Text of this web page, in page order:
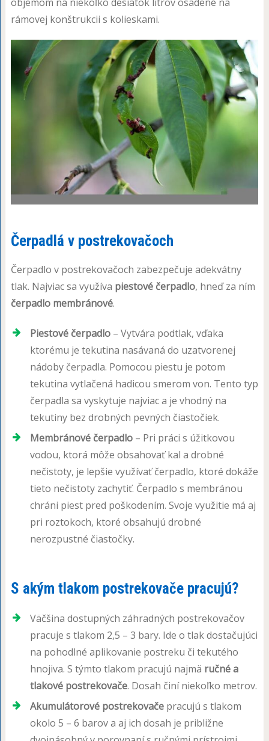
rámovej konštrukcii s kolieskami.
Čerpadlá v postrekovačoch
Čerpadlo v postrekovačoch zabezpečuje adekvátny
tlak. Najviac sa využíva piestové čerpadlo, hneď za ním
čerpadlo membránové.
Piestové čerpadlo– Vytvára podtlak, vďaka
ktorému je tekutina nasávaná do uzatvorenej
nádoby čerpadla. Pomocou piestu je potom
tekutina vytlačená hadicou smerom von. Tento typ
čerpadla sa vyskytuje najviac a je vhodný na
tekutiny bez drobných pevných čiastočiek.
Membránové čerpadlo– Pri práci s úžitkovou
vodou, ktorá môže obsahovať kal a drobné
nečistoty, je lepšie využívať čerpadlo, ktoré dokáže
tieto nečistoty zachytiť. Čerpadlo s membránou
chráni piest pred poškodením. Svoje využitie má aj
pri roztokoch, ktoré obsahujú drobné
nerozpustné čiastočky.
S akým tlakom postrekovače pracujú?
Väčšina dostupných záhradných postrekovačov
pracuje s tlakom 2,5 – 3 bary. Ide o tlak dostačujúci
na pohodlné aplikovanie postreku či tekutého
hnojiva. S týmto tlakom pracujú najmä ručné a
tlakové postrekovače. Dosah činí niekoľko metrov.
Akumulátorové postrekovačepracujú s tlakom
okolo 5 – 6 barov a aj ich dosah je približne